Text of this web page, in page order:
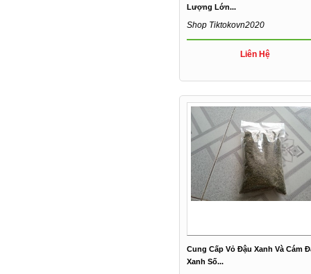
Lượng Lớn...
Shop Tiktokovn2020
Liên Hệ
Cung Cấp Vỏ Đậu Xanh Và Cám
Xanh Số...